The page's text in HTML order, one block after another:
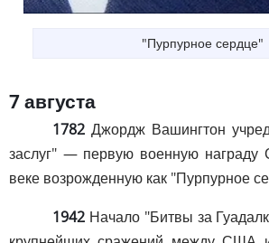
"Пурпурное сердце"
7 августа
1782 Джордж Вашингтон
заслуг" — первую военную
веке возрожденную как "Пурпурное
1942 Начало "Битвы за